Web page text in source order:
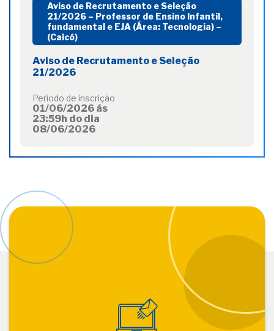
Aviso de Recrutamento e Seleção
21/2026 – Professor de Ensino Infantil,
fundamental e EJA (Área: Tecnologia) –
(Caicó)
Aviso de Recrutamento e Seleção
21/2026
Período de inscrição
01/06/2026 ás
23:59h do dia
08/06/2026